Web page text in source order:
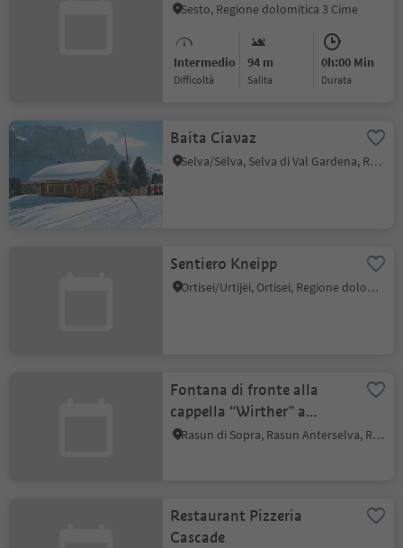
Sesto, Regione dolomitica 3 Cime
Intermedio
Difficoltà
94 m
Salita
0h:00 Min
durata
Baita Ciavaz
Selva/Sëlva, Selva di Val Gardena, Regione dolomitica Val Gardena
Sentiero Kneipp
Ortisei/Urtijëi, Ortisei, Regione dolomitica Val Gardena
Fontana di fronte alla
cappella “Wirther” a
Rasun di Sopra
Rasun di Sopra, Rasun Anterselva, Regione dolomitica Plan de Corones
Restaurant Pizzeria
Cascade